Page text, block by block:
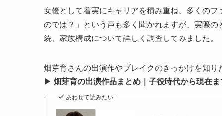
女優として着実にキャリアを積み重ね、多くの
のでは？」という声も多く聞かれますが、実際
統、家族構成について詳しく調査してみました。
畑芽育さんの出演作やブレイクのきっかけを知り
▶ 畑芽育の出演作品まとめ｜子役時代から現在ま
あわせて読みたい